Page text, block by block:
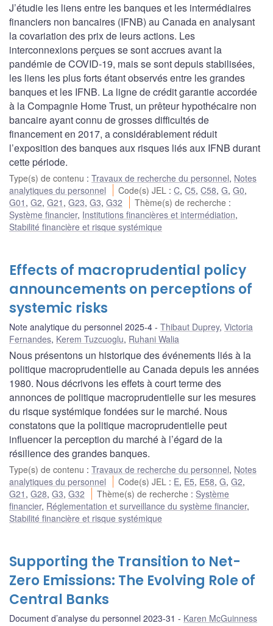
J’étudie les liens entre les banques et les intermédiaires
financiers non bancaires (IFNB) au Canada en analysant
la covariation des prix de leurs actions. Les
interconnexions perçues se sont accrues avant la
pandémie de COVID-19, mais se sont depuis stabilisées,
les liens les plus forts étant observés entre les grandes
banques et les IFNB. La ligne de crédit garantie accordée
à la Compagnie Home Trust, un prêteur hypothécaire non
bancaire ayant connu de grosses difficultés de
financement en 2017, a considérablement réduit
l’exposition des banques aux risques liés aux IFNB durant
cette période.
Type(s) de contenu : Travaux de recherche du personnel, Notes
analytiques du personnel
Code(s) JEL :C,C5,C58,G,G0,
G01 , G2, G21 , G23, G3, G32 Thème(s) de recherche :
Système financier, Institutions financières et intermédiation,
Stabilité financière et risque systémique
Effects of macroprudential policy
announcements on perceptions of
systemic risks
Note analytique du personnel 2025-4 Thibaut Duprey, Victoria
Fernandes, Kerem Tuzcuoglu, Ruhani Walia
Nous présentons un historique des événements liés à la
politique macroprudentielle au Canada depuis les années
1980. Nous décrivons les effets à court terme des
annonces de politique macroprudentielle sur les mesures
du risque systémique fondées sur le marché. Nous
constatons que la politique macroprudentielle peut
influencer la perception du marché à l’égard de la
résilience des grandes banques.
Type(s) de contenu : Travaux de recherche du personnel, Notes
analytiques du personnel
Code(s) JEL : E, E5, E58,G,G2,
G21 , G28, G3, G32 Thème(s) de recherche : Système
financier, Réglementation et surveillance du système financier,
Stabilité financière et risque systémique
Supporting the Transition to Net-
Zero Emissions: The Evolving Role of
Central Banks
Document d’analyse du personnel 2023-31 Karen McGuinness